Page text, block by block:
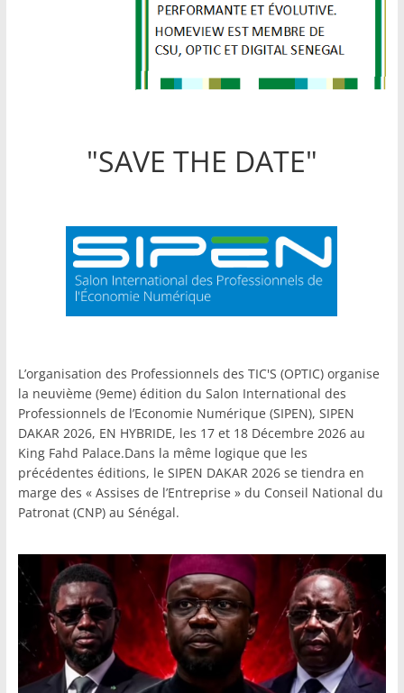
"SAVE THE DATE"
L’organisation des Professionnels des TIC'S (OPTIC) organise
la neuvième (9eme) édition du Salon International des
Professionnels de l’Economie Numérique (SIPEN), SIPEN
DAKAR 2026, EN HYBRIDE, les 17 et 18 Décembre 2026 au
King Fahd Palace.Dans la même logique que les
précédentes éditions, le SIPEN DAKAR 2026 se tiendra en
marge des « Assises de l’Entreprise » du Conseil National du
Patronat (CNP) au Sénégal.